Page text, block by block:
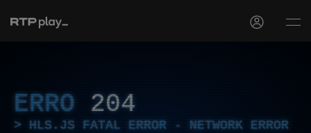
ERRO 204
HLS.JS FATAL ERROR - NETWORK ERROR